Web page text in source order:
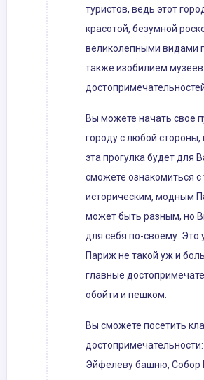
туристов, ведь этот
красотой, безумной
великолепными видами
также изобилием музеев
Вы можете начать свое
городу с любой
эта прогулка будет для
сможете ознакомиться с
историческим, модным
может быть разным, но
для себя по-своему. Это
Париж не такой уж и
главные
обойти и пешком.
Вы сможете посетить
Эйфелеву башню, Собор